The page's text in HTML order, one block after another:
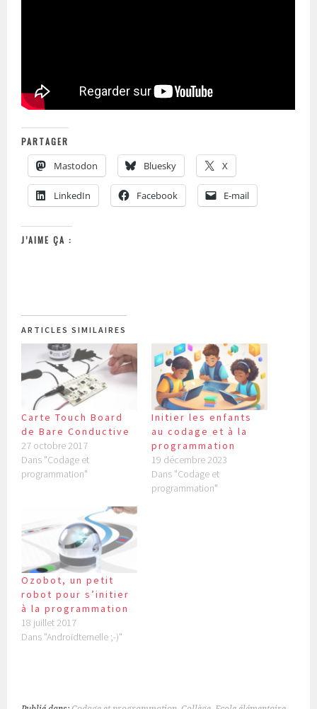
PARTAGER
Mastodon Bluesky X
LinkedIn Facebook E-mail
J’AIME ÇA :
ARTICLES SIMILAIRES
Carte Touch Board
de Bare Conductive
27 octobre 2017
Dans "Codage et
programmation"
Initier les enfants
au codage et à la
programmation
19 décembre 2023
Dans "Codage et
programmation"
Ozobot, un petit
robot pour s’initier
à la programmation
18 juillet 2017
Dans "Androïdternelle ;-)"